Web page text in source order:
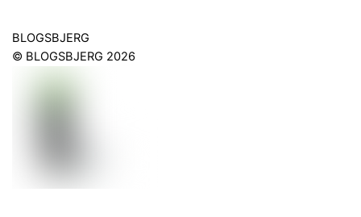
Back
To
BLOGSBJERG
© BLOGSBJERG 2026